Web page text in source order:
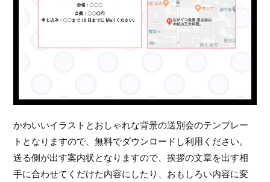
かわいいイラストとおしゃれな背景の送別会のテンプレー
トとなりますので、無料でダウンロードし利用ください。
送る側が出す案内状となりますので、挨拶の文章を出す相
手に合わせてくだけた内容にしたり、おもしろい内容に変